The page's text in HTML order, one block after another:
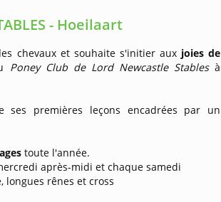
- Hoeilaart
chevaux et souhaite s'initier aux joies de
Poney Club de Lord Newcastle Stablesà
premières leçons encadrées par un
toute l'année.
après-midi et chaque samedi
longues rênes et cross